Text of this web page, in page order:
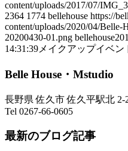
content/uploads/2017/07/
2364 1774 bellehouse https://
content/uploads/2020/04/
20200430-01.png bellehouse
14:31:39メイクアップイベ
Belle House・Mstudio
長野県 佐久市 佐久平駅北 2-
Tel 0267-66-0605
最新のブログ記事